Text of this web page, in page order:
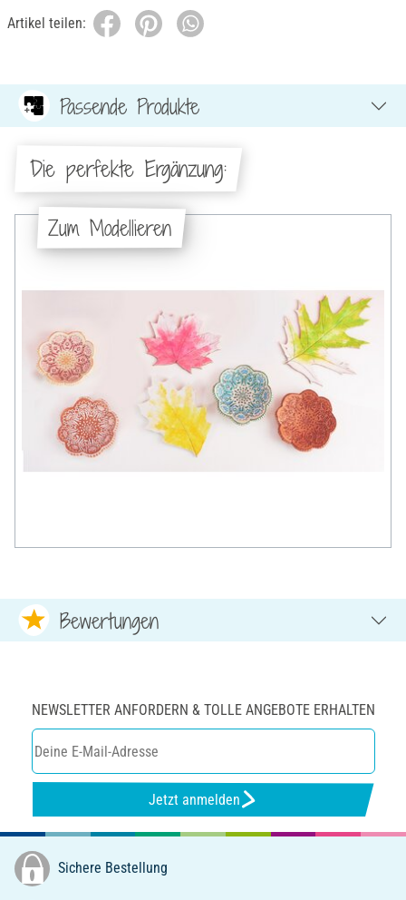
Artikel teilen:
Passende Produkte
Die perfekte Ergänzung:
Zum Modellieren
Bewertungen
NEWSLETTER ANFORDERN & TOLLE ANGEBOTE ERHALTEN
Jetzt anmelden
Sichere Bestellung